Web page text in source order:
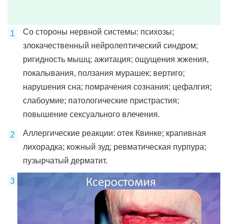
Со стороны нервной системы: психозы;
злокачественный нейролептический синдром;
ригидность мышц; ажитация; ощущения жжения,
покалывания, ползания мурашек; вертиго;
нарушения сна; помрачения сознания; цефалгия;
слабоумие; патологические пристрастия;
повышение сексуального влечения.
Аллергические реакции: отек Квинке; крапивная
лихорадка; кожный зуд; ревматическая пурпура;
пузырчатый дерматит.